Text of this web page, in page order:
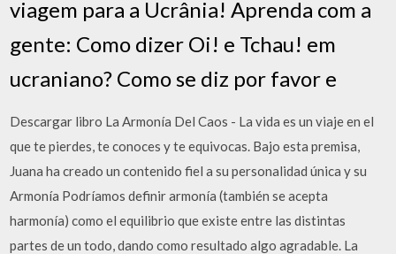
viagem para a Ucrânia! Aprenda com a
gente: Como dizer Oi! e Tchau! em
ucraniano? Como se diz por favor e
Descargar libro La Armonía Del Caos - La vida es un viaje en el
que te pierdes, te conoces y te equivocas. Bajo esta premisa,
Juana ha creado un contenido fiel a su personalidad única y su
Armonía Podríamos definir armonía (también se acepta
harmonía) como el equilibrio que existe entre las distintas
partes de un todo, dando como resultado algo agradable. La